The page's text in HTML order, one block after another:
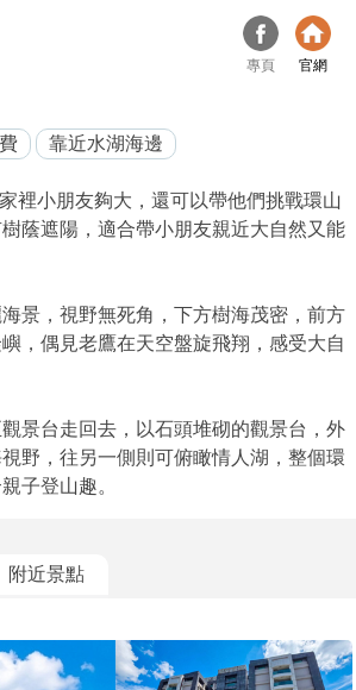
專頁 官網
靠近水湖海邊
裡小朋友夠大，還可以帶他們挑戰環山
蔭遮陽，適合帶小朋友親近大自然又能
景，視野無死角，下方樹海茂密，前方
，偶見老鷹在天空盤旋飛翔，感受大自
景台走回去，以石頭堆砌的觀景台，外
野，往另一側則可俯瞰情人湖，整個環
子登山趣。
附近景點